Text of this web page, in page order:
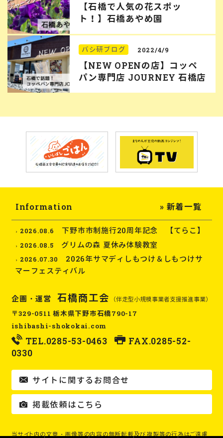
【石橋で人気の花スポッ
ト！】石橋あやめ園
バシ研ブログ 2022/4/9
【NEW OPENの店】コッペ
パン専門店 JOURNEY 石橋店
Information » 新着一覧
2026.08.6 下野市市制施行20周年記念 【てらこ】
2026.08.5 グリムの森 夏休み体験教室
2026.07.30
2026年サマディしもつけ＆しもつけサ
マーフェスティバル
企画・運営 石橋商工会 （伴走型小規模事業者支援推進事業）
〒329-0511 栃木県下野市石橋790-17
ishibashi-shokokai.com
TEL.0285-53-0463
FAX.0285-52-
0330
サイトに関するお問合せ
掲載依頼はこちら
当サイト内の文章・画像等の内容の無断転載及び複製等の行為はご遠慮